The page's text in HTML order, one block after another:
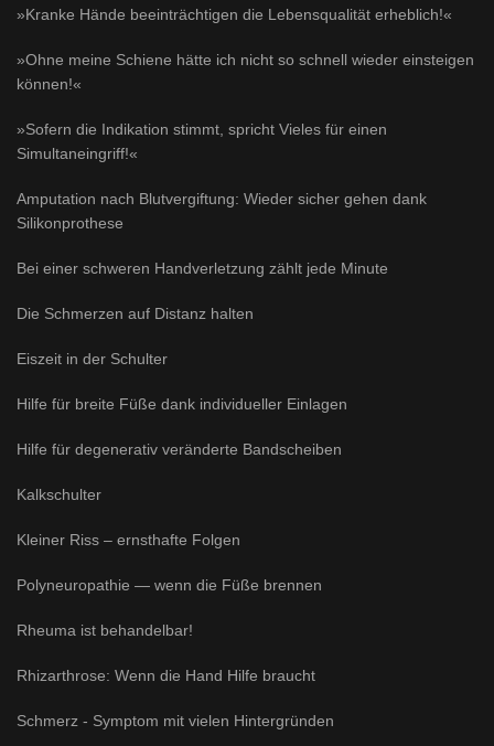
»Kranke Hände beeinträchtigen die Lebensqualität erheblich!«
»Ohne meine Schiene hätte ich nicht so schnell wieder einsteigen
können!«
»Sofern die Indikation stimmt, spricht Vieles für einen
Simultaneingriff!«
Amputation nach Blutvergiftung: Wieder sicher gehen dank
Silikonprothese
Bei einer schweren Handverletzung zählt jede Minute
Die Schmerzen auf Distanz halten
Eiszeit in der Schulter
Hilfe für breite Füße dank individueller Einlagen
Hilfe für degenerativ veränderte Bandscheiben
Kalkschulter
Kleiner Riss – ernsthafte Folgen
Polyneuropathie — wenn die Füße brennen
Rheuma ist behandelbar!
Rhizarthrose: Wenn die Hand Hilfe braucht
Schmerz - Symptom mit vielen Hintergründen